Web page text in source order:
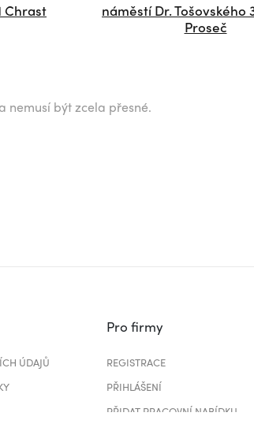
Chrast
náměstí Dr. Tošovského
Proseč
nemusí být zcela přesné.
ÚDAJŮ
Pro firmy
REGISTRACE
PŘIHLÁŠENÍ
PŘIDAT PRACOVNÍ NABÍDKU